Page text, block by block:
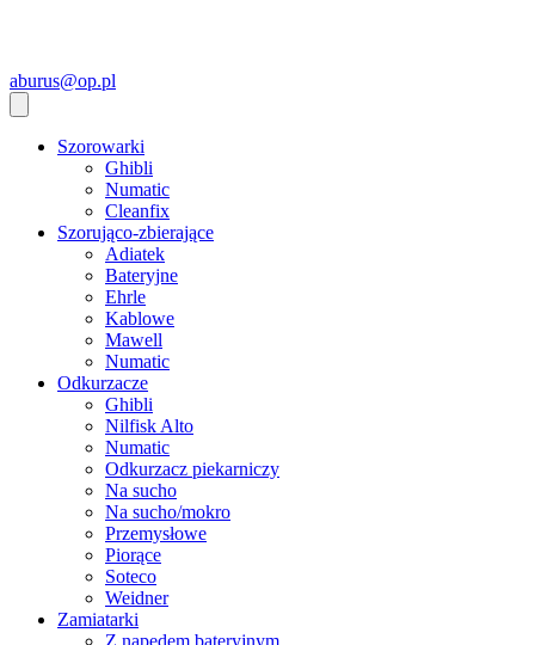
aburus@op.pl
Szorowarki
Ghibli
Numatic
Cleanfix
Szorująco-zbierające
Adiatek
Bateryjne
Ehrle
Kablowe
Mawell
Numatic
Odkurzacze
Ghibli
Nilfisk Alto
Numatic
Odkurzacz piekarniczy
Na sucho
Na sucho/mokro
Przemysłowe
Piorące
Soteco
Weidner
Zamiatarki
Z napędem bateryjnym